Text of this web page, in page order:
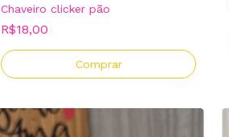
Chaveiro clicker pão
R$18,00